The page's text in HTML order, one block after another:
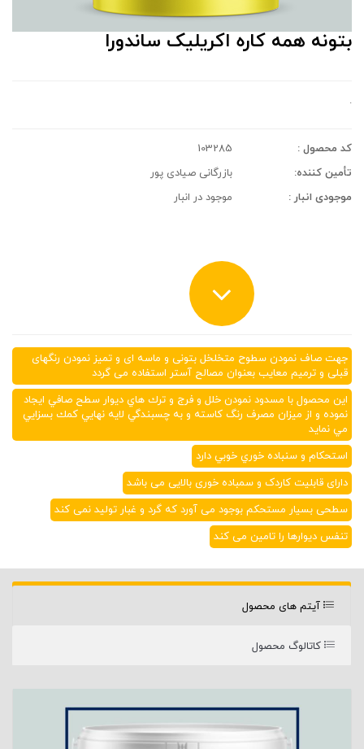
بتونه همه کاره اکریلیک ساندورا
.
کد محصول :
103285
تأمین کننده:
بازرگانی صیادی پور
موجودی انبار :
موجود در انبار
جهت صاف نمودن سطوح متخلخل بتونی و ماسه ای و تمیز نمودن رنگهای
قبلی و ترمیم معایب بعنوان مصالح آستر استفاده می گردد
اين محصول با مسدود نمودن خلل و فرج و ترك هاي ديوار سطح صافي ايجاد
نموده و از ميزان مصرف رنگ كاسته و به چسبندگي لايه نهايي كمك بسزايي
مي نمايد
استحكام و سنباده خوري خوبي دارد
دارای قابلیت کاردک و سمباده خوری بالایی می باشد
سطحی بسیار مستحکم بوجود می آورد که گرد و غبار تولید نمی کند
تنفس دیوارها را تامین می کند
آیتم های محصول
کاتالوگ محصول